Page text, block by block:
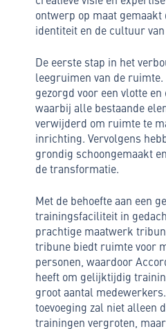
ontwerp op maat
identiteit en de cultuur
De eerste stap in het
leegruimen van de
gezorgd voor een vlotte
waarbij alle bestaande
verwijderd om ruimte te
inrichting. Vervolgens
grondig schoongemaakt
de transformatie.
Met de behoefte aan een
trainingsfaciliteit in
prachtige maatwerk
tribune biedt ruimte voor
personen, waardoor
heeft om gelijktijdig
groot aantal
toevoeging zal niet alleen
trainingen vergroten,